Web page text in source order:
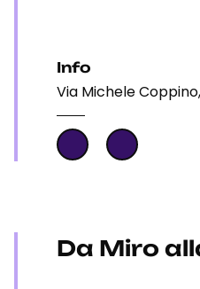
Info
Via Michele
Da Miro